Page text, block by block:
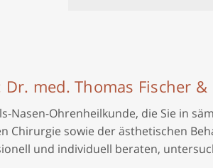
med. Thomas Fischer
Nasen-Ohrenheilkunde, die Sie in
Chirurgie sowie der ästhetischen
und individuell beraten,